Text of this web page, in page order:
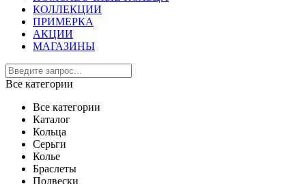
КОЛЛЕКЦИИ
ПРИМЕРКА
АКЦИИ
МАГАЗИНЫ
Все категории
Все категории
Каталог
Кольца
Серьги
Колье
Браслеты
Подвески